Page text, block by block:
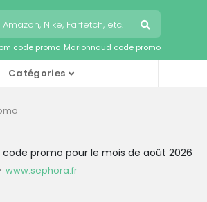
code promo Marionnaud code promo
Catégories
promo pour le mois de août 2026
www.sephora.fr